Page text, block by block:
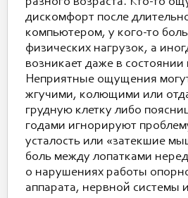
дискомфорт после
компьютером, у кого-то
физических нагрузок, а
возникает даже в состоянии
Неприятные ощущения
жгучими, колющими или
грудную клетку либо
годами игнорируют
усталость или «затекшие
боль между лопатками
о нарушениях работы
аппарата, нервной системы